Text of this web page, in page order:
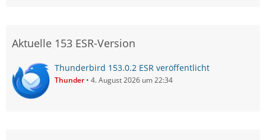
Aktuelle 153 ESR-Version
Thunderbird 153.0.2 ESR veröffentlicht
Thunder 4. August 2026 um 22:34